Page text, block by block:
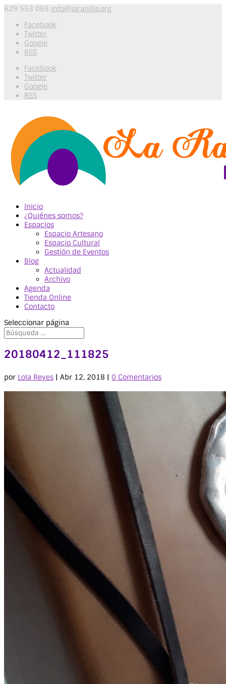
629 553 069 info@laranilla.org
Facebook
Twitter
Google
RSS
Facebook
Twitter
Google
RSS
Inicio
¿Quiénes somos?
Espacios
Espacio Artesano
Espacio Cultural
Gestión de Eventos
Blog
Actualidad
Archivo
Agenda
Tienda Online
Contacto
Seleccionar página
20180412_111825
por Lola Reyes | Abr 12, 2018 | 0 Comentarios